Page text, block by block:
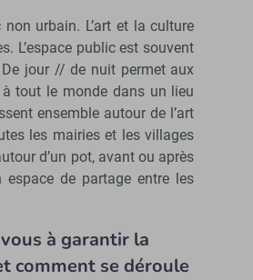
urbain. L’art et la culture
L’espace public est souvent
jour // de nuit permet aux
tout le monde dans un lieu
ensemble autour de l’art
les mairies et les villages
d’un pot, avant ou après
de partage entre les
à garantir la
comment se déroule